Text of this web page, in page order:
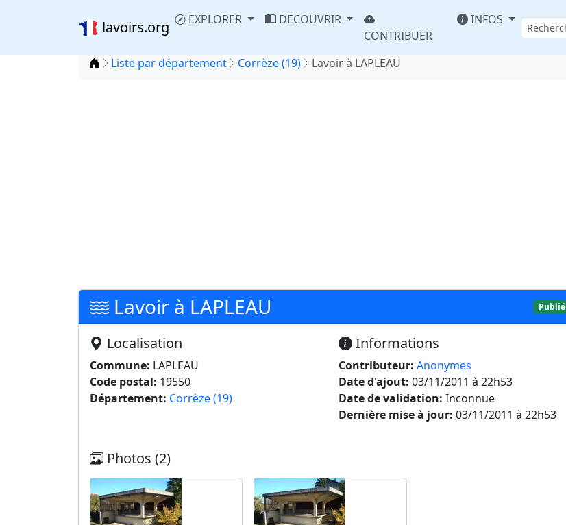
lavoirs.org EXPLORER
DECOUVRIR
CONTRIBUER
INFOS
Accueil
Liste par département Corrèze (19) Lavoir à LAPLEAU
Lavoir à LAPLEAU Publié
Localisation
Commune: LAPLEAU
Code postal: 19550
Département: Corrèze (19)
Informations
Contributeur: Anonymes
Date d'ajout: 03/11/2011 à 22h53
Date de validation: Inconnue
Dernière mise à jour: 03/11/2011 à 22h53
Photos (2)